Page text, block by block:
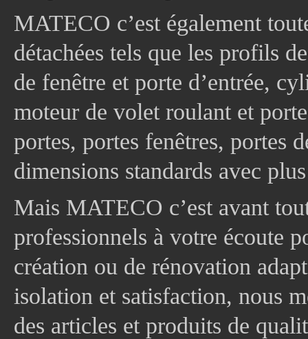
MATECO c’est également
détachées tels que les profils
de fenêtre et porte d’entrée,
moteur de volet roulant et
portes, portes fenêtres, portes
dimensions standards avec
Mais MATECO c’est avant
professionnels à votre écoute
création ou de rénovation
isolation et satisfaction, nous
des articles et produits de